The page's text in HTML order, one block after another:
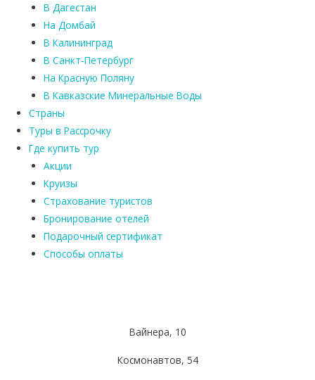
В Дагестан
На Домбай
В Калининград
В Санкт-Петербург
На Красную Поляну
В Кавказские Минеральные Воды
Страны
Туры в Рассрочку
Где купить тур
Акции
Круизы
Страхование туристов
Бронирование отелей
Подарочный сертификат
Способы оплаты
Вайнера, 10
Космонавтов, 54